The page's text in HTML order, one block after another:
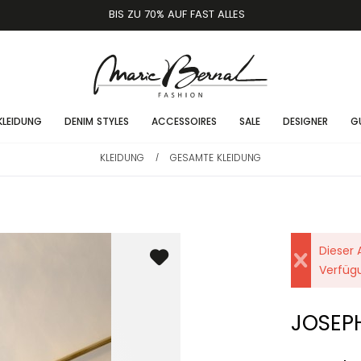
BIS ZU 70% AUF FAST ALLES
DENIM STYLES ACCESSOIRES SALE DESIGNER
KLEIDUNG / GESAMTE KLEIDUNG
Dieser